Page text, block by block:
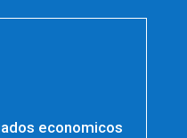
economicos